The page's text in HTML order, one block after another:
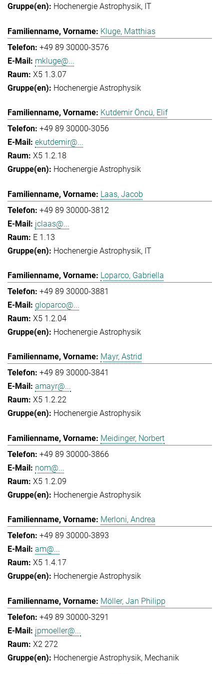
Hochenergie Astrophysik IT
Kluge, Matthias
+49 89 30000-3576
mkluge@...
X5 1.3.07
Hochenergie Astrophysik
Kutdemir Öncü, Elif
+49 89 30000-3056
ekutdemir@...
X5 1.2.18
Hochenergie Astrophysik
Laas, Jacob
+49 89 30000-3812
jclaas@...
E 1.13
Hochenergie Astrophysik IT
Loparco, Gabriella
+49 89 30000-3881
gloparco@...
X5 1.2.04
Hochenergie Astrophysik
Mayr, Astrid
+49 89 30000-3841
amayr@...
X5 1.2.22
Hochenergie Astrophysik
Meidinger, Norbert
+49 89 30000-3866
nom@...
X5 1.2.09
Hochenergie Astrophysik
Merloni, Andrea
+49 89 30000-3893
am@...
X5 1.4.17
Hochenergie Astrophysik
Möller, Jan Philipp
+49 89 30000-3291
jpmoeller@...
X2 272
Hochenergie Astrophysik Mechanik